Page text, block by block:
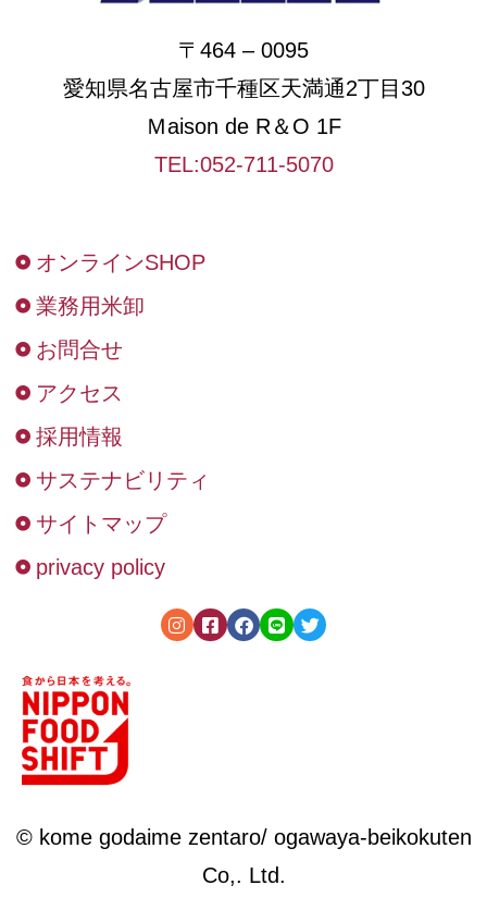
〒464 – 0095
愛知県名古屋市千種区天満通2丁目30
Ｍaison de R＆O 1F
TEL:052-711-5070
オンラインSHOP
業務用米卸
お問合せ
アクセス
採用情報
サステナビリティ
サイトマップ
privacy policy
© kome godaime zentaro/ ogawaya-beikokuten
Co,. Ltd.